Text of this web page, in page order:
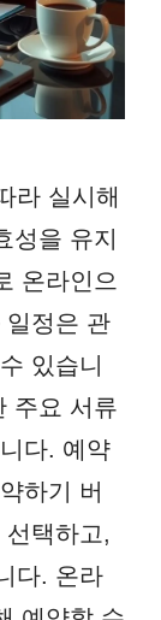
라 실시해
성을 유지
온라인으
일정은 관
있습니
주요 서류
다. 예약
하기 버
택하고,
다. 온라